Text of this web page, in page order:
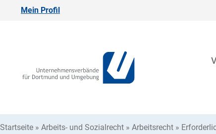
Mein Profil
Startseite » Arbeits- und Sozialrecht » Arbeitsrecht »